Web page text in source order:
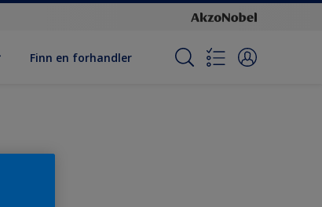
Finn en forhandler